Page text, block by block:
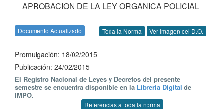
APROBACION DE LA LEY ORGANICA POLICIAL
Documento Actualizado Toda la Norma Ver Imagen del D.O.
Promulgación: 18/02/2015
Publicación: 24/02/2015
El Registro Nacional de Leyes y Decretos del presente
semestre se encuentra disponible en la Librería Digital de
IMPO.
Referencias a toda la norma